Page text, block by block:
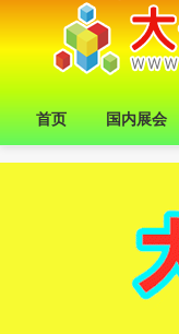
首页 国内展会